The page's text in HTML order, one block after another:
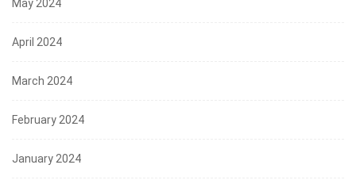
May 2024
April 2024
March 2024
February 2024
January 2024